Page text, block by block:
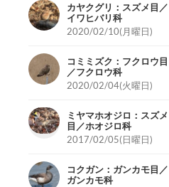
カヤクグリ：スズメ目／
イワヒバリ科
2020/02/10(月曜日)
コミミズク：フクロウ目
／フクロウ科
2020/02/04(火曜日)
ミヤマホオジロ：スズメ
目／ホオジロ科
2017/02/05(日曜日)
コクガン：ガンカモ目／
ガンカモ科